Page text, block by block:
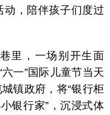
，陪伴孩子们度过
里，一场别开生面
一”国际儿童节当天
镇政府，将“银行柜
银行家”，沉浸式体